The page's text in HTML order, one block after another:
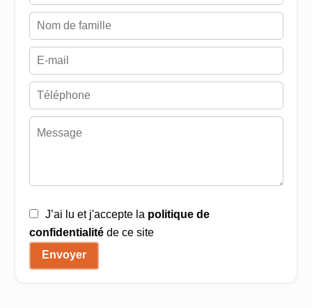
J’ai lu et j'accepte la politique de
confidentialitéde ce site
Envoyer